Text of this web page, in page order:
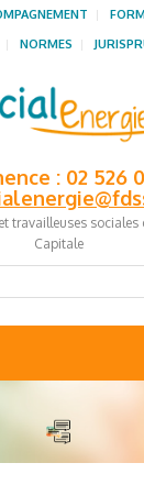
: 02 526
travailleuses sociales
Capitale
NORMES